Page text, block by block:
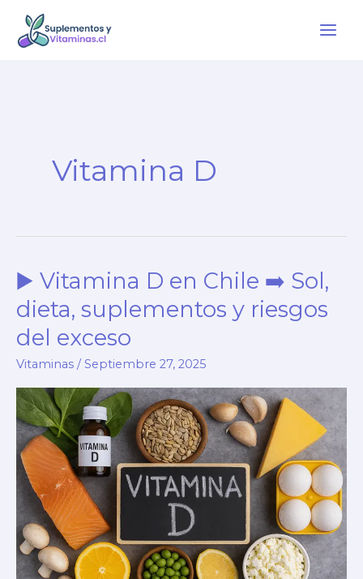
Vitamina D
▶️ Vitamina D en Chile ➡️ Sol,
dieta, suplementos y riesgos
del exceso
Vitaminas /Septiembre 27, 2025